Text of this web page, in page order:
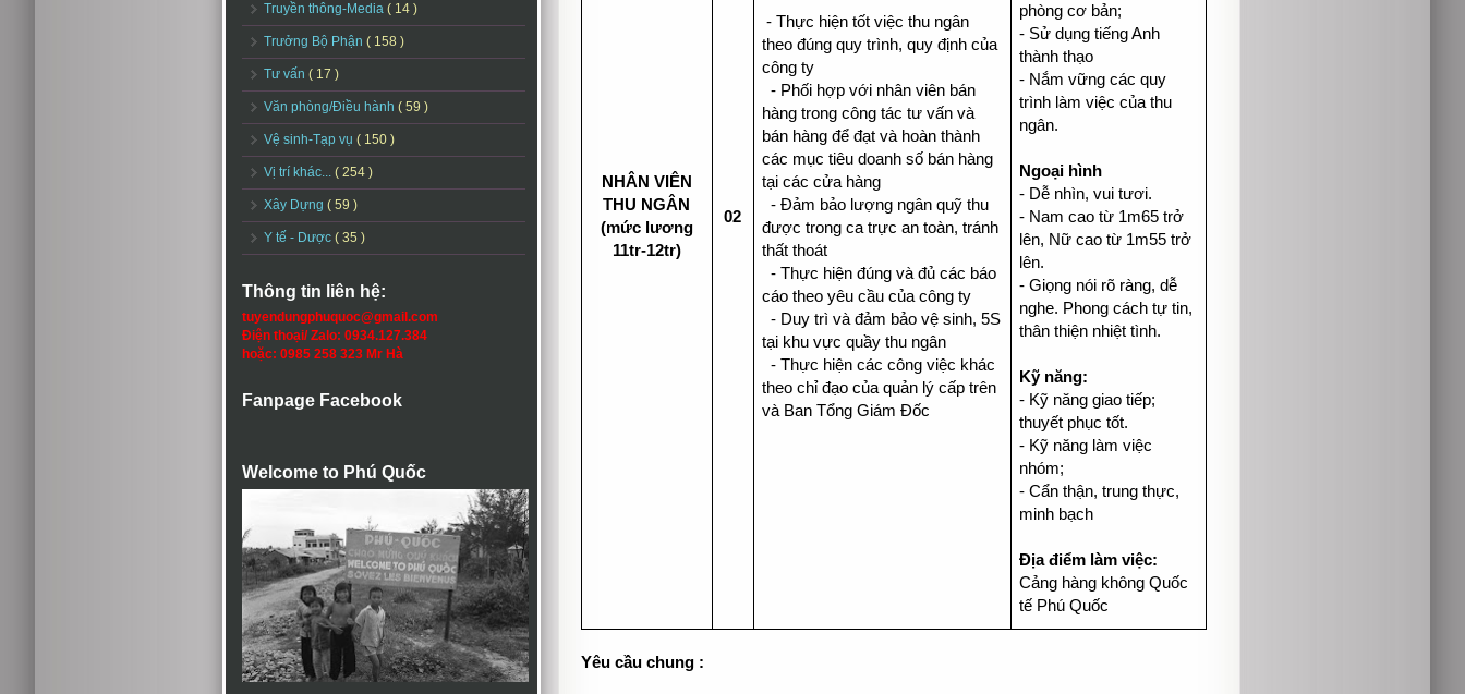
Truyền thông-Media ( 14 )
Trưởng Bộ Phận ( 158 )
Tư vấn ( 17 )
Văn phòng/Điều hành ( 59 )
Vệ sinh-Tạp vụ ( 150 )
Vị trí khác... ( 254 )
Xây Dựng ( 59 )
Y tế - Dược ( 35 )
Thông tin liên hệ:
tuyendungphuquoc@gmail.com
Điện thoại/ Zalo: 0934.127.384
hoặc: 0985 258 323 Mr Hà
Fanpage Facebook
Welcome to Phú Quốc
NHÂN VIÊN
THU NGÂN
(mức lương
11tr-12tr)
02
- Thực hiện tốt việc thu ngân
theo đúng quy trình, quy định của
công ty
- Phối hợp với nhân viên bán
hàng trong công tác tư vấn và
bán hàng để đạt và hoàn thành
các mục tiêu doanh số bán hàng
tại các cửa hàng
- Đảm bảo lượng ngân quỹ thu
được trong ca trực an toàn, tránh
thất thoát
- Thực hiện đúng và đủ các báo
cáo theo yêu cầu của công ty
- Duy trì và đảm bảo vệ sinh, 5S
tại khu vực quầy thu ngân
- Thực hiện các công việc khác
theo chỉ đạo của quản lý cấp trên
và Ban Tổng Giám Đốc
phòng cơ bản;
- Sử dụng tiếng Anh
thành thạo
- Nắm vững các quy
trình làm việc của thu
ngân.
Ngoại hình
- Dễ nhìn, vui tươi.
- Nam cao từ 1m65 trở
lên, Nữ cao từ 1m55 trở
lên.
- Giọng nói rõ ràng, dễ
nghe. Phong cách tự tin,
thân thiện nhiệt tình.
Kỹ năng:
- Kỹ năng giao tiếp;
thuyết phục tốt.
- Kỹ năng làm việc
nhóm;
- Cẩn thận, trung thực,
minh bạch
Địa điểm làm việc:
Cảng hàng không Quốc
tế Phú Quốc
Yêu cầu chung :